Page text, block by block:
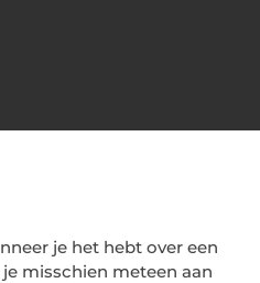
je het hebt over een
misschien meteen aan